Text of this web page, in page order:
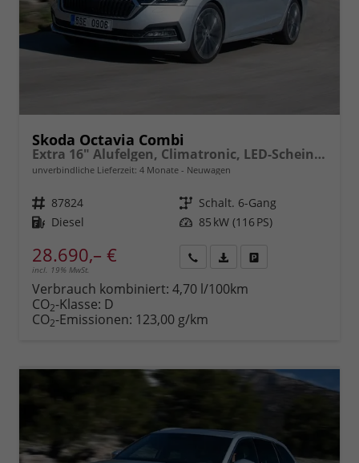
Skoda Octavia Combi
Extra 16" Alufelgen, Climatronic, LED-Scheinwerfer, Parksensoren hinten, Radio 10" + Wireless Smartlink, Tempomat, Multifunktions-Lederlenkrad, Dachreling uvm.
unverbindliche Lieferzeit: 4 Monate Neuwagen
Fahrzeugnr. 87824 Getriebe Schalt. 6-Gang
Kraftstoff Diesel Leistung 85 kW (116 PS)
28.690,– €
incl. 19% MwSt.
anfordern
Datei,
Verbrauch kombiniert: 4,70 l/100km
CO2-Klasse: D
CO2-Emissionen: 123,00 g/km